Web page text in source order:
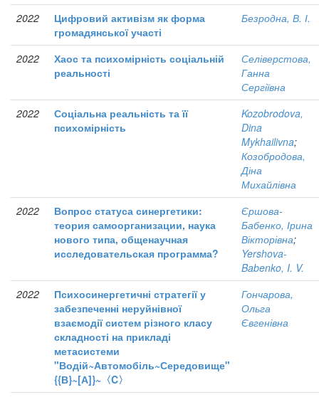
2022
Цифровий активізм як форма
громадянської участі
Безродна, В. І.
2022
Хаос та психомірність соціальній
реальності
Селіверстова,
Ганна
Сергіївна
2022
Соціальна реальність та її
психомірність
Kozobrodova,
Dina
Mykhailivna;
Козобродова,
Діна
Михайлівна
2022
Вопрос статуса синергетики:
теория самоорганизации, наука
нового типа, общенаучная
исследовательская программа?
Єршова-
Бабенко, Ірина
Вікторівна;
Yershova-
Babenko, I. V.
2022
Психосинергетичні стратегії у
забезпеченні неруйнівної
взаємодії систем різного класу
складності на прикладі
метасистеми
"Водій~Автомобіль~Середовище"
{{В}~[А]}~〈C〉
Гончарова,
Ольга
Євгенівна